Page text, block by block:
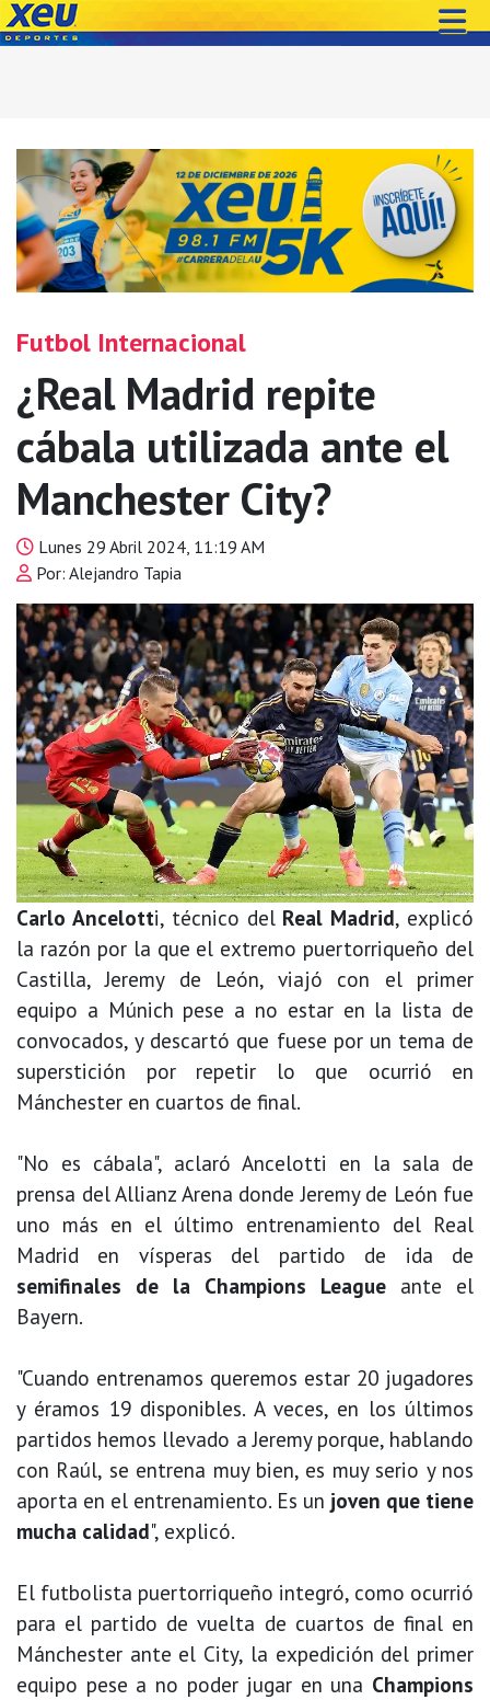
Futbol Internacional
¿Real Madrid repite
cábala utilizada ante el
Manchester City?
Lunes 29 Abril 2024, 11:19 AM
Por: Alejandro Tapia
Carlo Ancelotti, técnico delReal Madrid, explicó
la razón por la que el extremo puertorriqueño del
Castilla, Jeremy de León, viajó con el primer
equipo a Múnich pese a no estar en la lista de
convocados, y descartó que fuese por un tema de
superstición por repetir lo que ocurrió en
Mánchester en cuartos de final.
"No es cábala", aclaró Ancelotti en la sala de
prensa del Allianz Arena donde Jeremy de León fue
uno más en el último entrenamiento del Real
Madrid en vísperas del partido de ida de
semifinales de la Champions League ante el
Bayern.
"Cuando entrenamos queremos estar 20 jugadores
y éramos 19 disponibles. A veces, en los últimos
partidos hemos llevado a Jeremy porque, hablando
con Raúl, se entrena muy bien, es muy serio y nos
aporta en el entrenamiento. Es un joven que tiene
mucha calidad", explicó.
El futbolista puertorriqueño integró, como ocurrió
para el partido de vuelta de cuartos de final en
Mánchester ante el City, la expedición del primer
equipo pese a no poder jugar en una Champions